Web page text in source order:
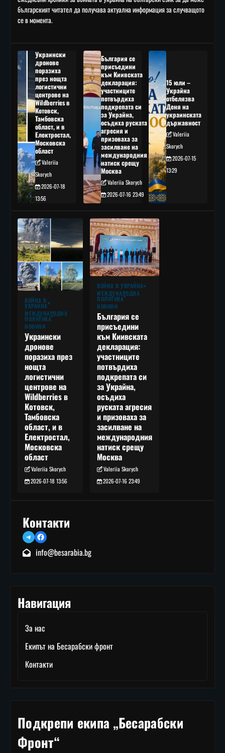
българският читател да получава актуална информация за случващото
се в момента.
Украински
дронове
поразиха
през нощта
логистични
центрове на
Wildberries в
Котовск,
Тамбовска
област, и в
Електростал,
Московска
област
Valeriia
Skorych
2026-07-18
13:56
България се
присъедини
към Киивската
декларация:
участниците
потвърдиха
подкрепата си
за Украйна,
осъдиха руската
агресия и
призоваха за
засилване на
международния
натиск срещу
Москва
Valeriia Skorych
2026-07-16 23:49
15 юли –
Украйна
отбелязва
Деня на
украинската
държавност
Valeriia
Skorych
2026-07-15
13:29
ВОЙНА В
УКРАЙНА
МЕЖДУНАРОДНА
ПОЛИТИКА
НОВИНИ
Украински
дронове
поразиха през
нощта
логистични
центрове на
Wildberries в
Котовск,
Тамбовска
област, и в
Електростал,
Московска
област
Valeriia Skorych
2026-07-18 13:56
ВОЙНА В УКРАЙНА
МЕЖДУНАРОДНА
ПОЛИТИКА
НОВИНИ
България се
присъедини
към Киивската
декларация:
участниците
потвърдиха
подкрепата си
за Украйна,
осъдиха
руската агресия
и призоваха за
засилване на
международния
натиск срещу
Москва
Valeriia Skorych
2026-07-16 23:49
Контакти
TelegramFacebook
info@besarabia.bg
Навигация
За нас
Екипът на Бесарабски фронт
Контакти
Подкрепи екипа „Бесарабски
Фронт“